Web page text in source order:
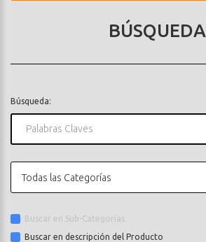
BÚSQUEDA
Búsqueda:
Todas las Categorías
Buscar en Sub-Categorías
Buscar en descripción del Producto